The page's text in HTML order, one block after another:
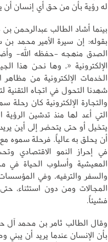
له رؤية بأن من حق أي إنسان أن
بينما أشاد الطالب عبدالرحمن
الصدق منهجه -حفظه الله-
الإلكترونية «، وها نحن هذا
الخدمات الإلكترونية من مظاهر
شهدنا التحول في اتجاه التقنية
والتجارة الإلكترونية كان
يتخيل أو حتى يتحضر إلى أين
أن يحلق به عالياً. فرحلة سموه
في إحراز النمو الاقتصادي
المعيشية وأسلوب الحياة في
والسفر والترفيه، وفي
المجالات ومن دون استثناء،
فشيئاً.
وقال الطالب ثامر بن محمد آل
بأن الإنسان عندما يريد أن يبني